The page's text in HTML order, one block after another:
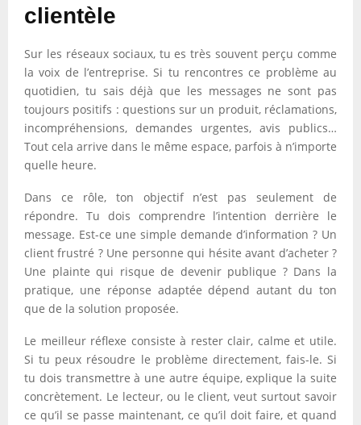
clientèle
Sur les réseaux sociaux, tu es très souvent perçu comme
la voix de l’entreprise. Si tu rencontres ce problème au
quotidien, tu sais déjà que les messages ne sont pas
toujours positifs : questions sur un produit, réclamations,
incompréhensions, demandes urgentes, avis publics…
Tout cela arrive dans le même espace, parfois à n’importe
quelle heure.
Dans ce rôle, ton objectif n’est pas seulement de
répondre. Tu dois comprendre l’intention derrière le
message. Est-ce une simple demande d’information ? Un
client frustré ? Une personne qui hésite avant d’acheter ?
Une plainte qui risque de devenir publique ? Dans la
pratique, une réponse adaptée dépend autant du ton
que de la solution proposée.
Le meilleur réflexe consiste à rester clair, calme et utile.
Si tu peux résoudre le problème directement, fais-le. Si
tu dois transmettre à une autre équipe, explique la suite
concrètement. Le lecteur, ou le client, veut surtout savoir
ce qu’il se passe maintenant, ce qu’il doit faire, et quand